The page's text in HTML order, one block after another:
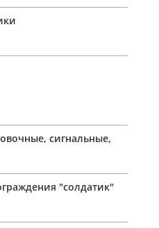
сигнальные,
"солдатик"